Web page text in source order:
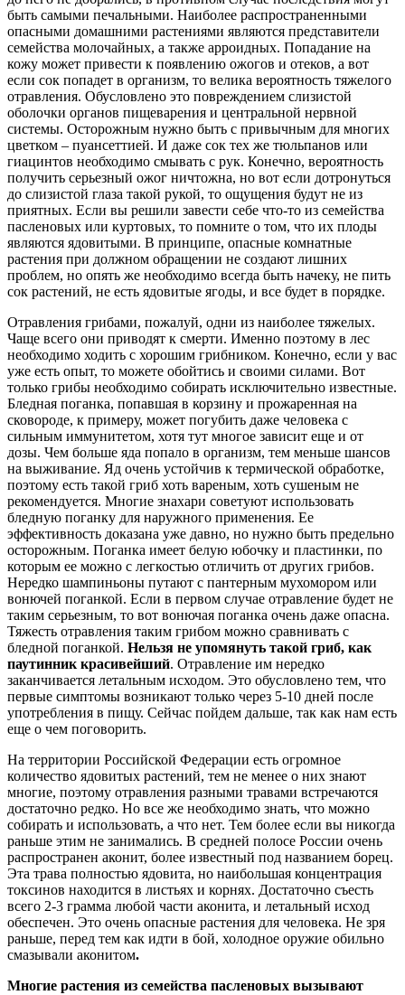
быть самыми печальными. Наиболее распространенными
опасными домашними растениями являются представители
семейства молочайных, а также арроидных. Попадание на
кожу может привести к появлению ожогов и отеков, а вот
если сок попадет в организм, то велика вероятность тяжелого
отравления. Обусловлено это повреждением слизистой
оболочки органов пищеварения и центральной нервной
системы. Осторожным нужно быть с привычным для многих
цветком – пуансеттией. И даже сок тех же тюльпанов или
гиацинтов необходимо смывать с рук. Конечно, вероятность
получить серьезный ожог ничтожна, но вот если дотронуться
до слизистой глаза такой рукой, то ощущения будут не из
приятных. Если вы решили завести себе что-то из семейства
пасленовых или куртовых, то помните о том, что их плоды
являются ядовитыми. В принципе, опасные комнатные
растения при должном обращении не создают лишних
проблем, но опять же необходимо всегда быть начеку, не пить
сок растений, не есть ядовитые ягоды, и все будет в порядке.
Отравления грибами, пожалуй, одни из наиболее тяжелых.
Чаще всего они приводят к смерти. Именно поэтому в лес
необходимо ходить с хорошим грибником. Конечно, если у вас
уже есть опыт, то можете обойтись и своими силами. Вот
только грибы необходимо собирать исключительно известные.
Бледная поганка, попавшая в корзину и прожаренная на
сковороде, к примеру, может погубить даже человека с
сильным иммунитетом, хотя тут многое зависит еще и от
дозы. Чем больше яда попало в организм, тем меньше шансов
на выживание. Яд очень устойчив к термической обработке,
поэтому есть такой гриб хоть вареным, хоть сушеным не
рекомендуется. Многие знахари советуют использовать
бледную поганку для наружного применения. Ее
эффективность доказана уже давно, но нужно быть предельно
осторожным. Поганка имеет белую юбочку и пластинки, по
которым ее можно с легкостью отличить от других грибов.
Нередко шампиньоны путают с пантерным мухомором или
вонючей поганкой. Если в первом случае отравление будет не
таким серьезным, то вот вонючая поганка очень даже опасна.
Тяжесть отравления таким грибом можно сравнивать с
бледной поганкой. Нельзя не упомянуть такой гриб, как
паутинник красивейший. Отравление им нередко
заканчивается летальным исходом. Это обусловлено тем, что
первые симптомы возникают только через 5-10 дней после
употребления в пищу. Сейчас пойдем дальше, так как нам есть
еще о чем поговорить.
На территории Российской Федерации есть огромное
количество ядовитых растений, тем не менее о них знают
многие, поэтому отравления разными травами встречаются
достаточно редко. Но все же необходимо знать, что можно
собирать и использовать, а что нет. Тем более если вы никогда
раньше этим не занимались. В средней полосе России очень
распространен аконит, более известный под названием борец.
Эта трава полностью ядовита, но наибольшая концентрация
токсинов находится в листьях и корнях. Достаточно съесть
всего 2-3 грамма любой части аконита, и летальный исход
обеспечен. Это очень опасные растения для человека. Не зря
раньше, перед тем как идти в бой, холодное оружие обильно
смазывали аконитом.
Многие растения из семейства пасленовых вызывают